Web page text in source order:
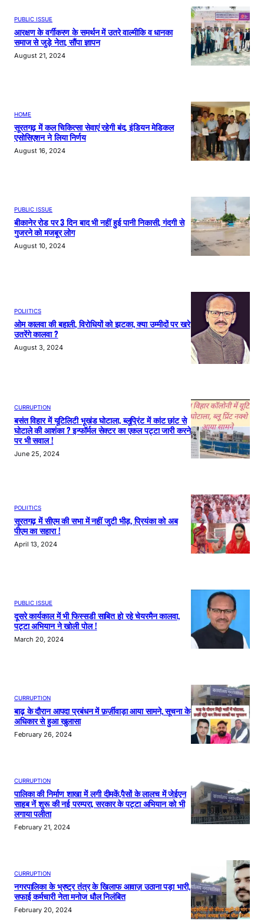
PUBLIC ISSUE
आरक्षण के वर्गीकरण के समर्थन में उतरे वाल्मीकि व धानका
समाज से जुड़े नेता, सौंपा ज्ञापन
August 21, 2024
HOME
सूरतगढ़ में कल चिकित्सा सेवाएं रहेगी बंद, इंडियन मेडिकल
एसोसिएशन ने लिया निर्णय
August 16, 2024
PUBLIC ISSUE
बीकानेर रोड पर 3 दिन बाद भी नहीं हुई पानी निकासी, गंदगी से
गुजरने को मजबूर लोग
August 10, 2024
POLIITICS
ओम कालवा की बहाली, विरोधियों को झटका, क्या उम्मीदों पर खरे
उतरेंगे कालवा ?
August 3, 2024
CURRUPTION
बसंत विहार में यूटिलिटी भूखंड घोटाला, ब्लूप्रिंट में कांट छांट से
घोटाले की आशंका ? इन्फॉर्मल सेक्टर का एकल पट्टा जारी करने
पर भी सवाल !
June 25, 2024
POLIITICS
सूरतगढ़ में सीएम की सभा में नहीं जुटी भीड़, प्रियंका को अब
पीएम का सहारा !
April 13, 2024
PUBLIC ISSUE
दूसरे कार्यकाल में भी फिस्सडी साबित हो रहे चेयरमैन कालवा,
पट्टा अभियान ने खोली पोल !
March 20, 2024
CURRUPTION
बाढ़ के दौरान आपदा प्रबंधन में फ़र्ज़ीवाड़ा आया सामने, सूचना के
अधिकार से हुआ खुलासा
February 26, 2024
CURRUPTION
पालिका की निर्माण शाखा में लगी दीमकें,पैसों के लालच में जेईएन
साहब नें शुरू की नई परम्परा, सरकार के पट्टा अभियान को भी
लगाया पलीता
February 21, 2024
CURRUPTION
नगरपालिका के भ्रष्ट्र तंत्र के खिलाफ आवाज़ उठाना पड़ा भारी,
सफाई कर्मचारी नेता मनोज धौल निलंबित
February 20, 2024